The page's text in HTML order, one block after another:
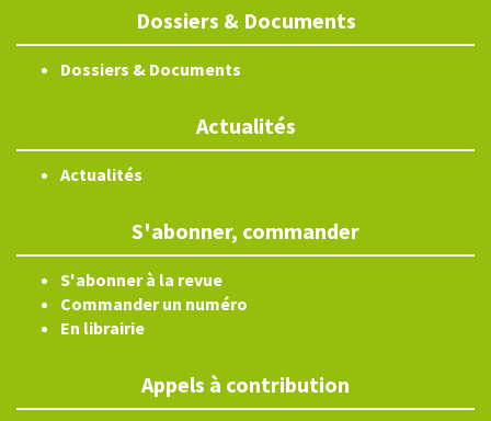
Dossiers & Documents
Dossiers & Documents
Actualités
Actualités
S'abonner, commander
S'abonner à la revue
Commander un numéro
En librairie
Appels à contribution